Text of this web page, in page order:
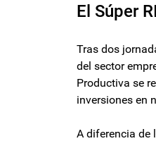
El Súper
Tras dos
del sector
Productiva se
inversiones en
A diferencia de